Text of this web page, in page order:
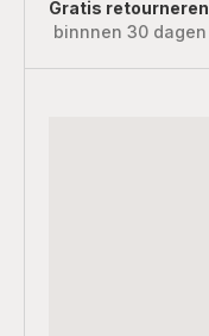
Gratis retourneren
binnnen 30 dagen